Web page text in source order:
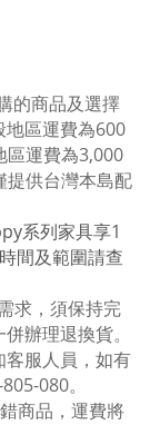
的商品及選擇
地區運費為600
區運費為3,000
提供台灣本島配
系列家具享1
間及範圍請查
求，須保持完
辦理退換貨。
服人員，如有
080。
商品，運費將